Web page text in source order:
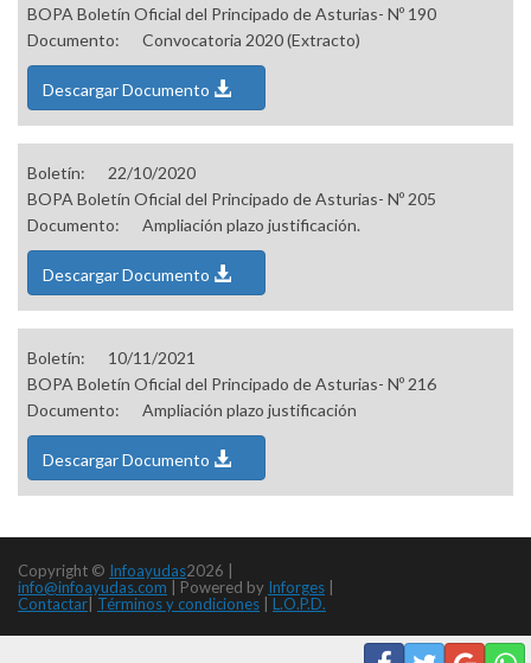
BOPA Boletín Oficial del Principado de Asturias- Nº 190
Documento:
Convocatoria 2020 (Extracto)
Descargar Documento
Boletín:
22/10/2020
BOPA Boletín Oficial del Principado de Asturias- Nº 205
Documento:
Ampliación plazo justificación.
Descargar Documento
Boletín:
10/11/2021
BOPA Boletín Oficial del Principado de Asturias- Nº 216
Documento:
Ampliación plazo justificación
Descargar Documento
Copyright © Infoayudas2026 |
info@infoayudas.com
Powered by Inforges
Contactar Términos y condiciones L.O.P.D.